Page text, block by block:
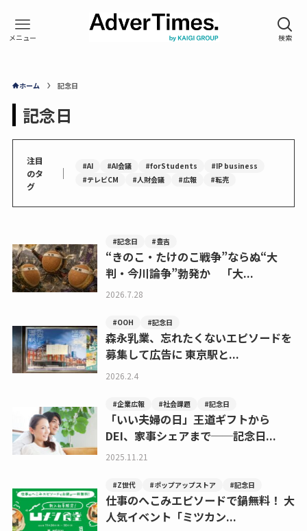
ホーム 記念日
記念日
注目
のタ
グ
｜ #AI #AI会議 #forStudents
#IP business
#テレビCM
#人財会議 #広報 #転売
#記念日 #豊吉
“きのこ・たけのこ戦争”ならぬ“大
判・今川論争”勃発か 「大...
2026.7.28
#OOH #記念日
森永乳業、忘れたくないエピソードを
募集して広告に 東京駅と...
2026.2.4
#企業広報 #社会課題 #記念日
「いい夫婦の日」王道ギフトから
DEI、家事シェアまで──記念日...
2025.11.21
#Z世代 #ポップアップストア #記念日
仕事のへこみエピソードで鍋無料！ 大
人気イベント「ミツカン...